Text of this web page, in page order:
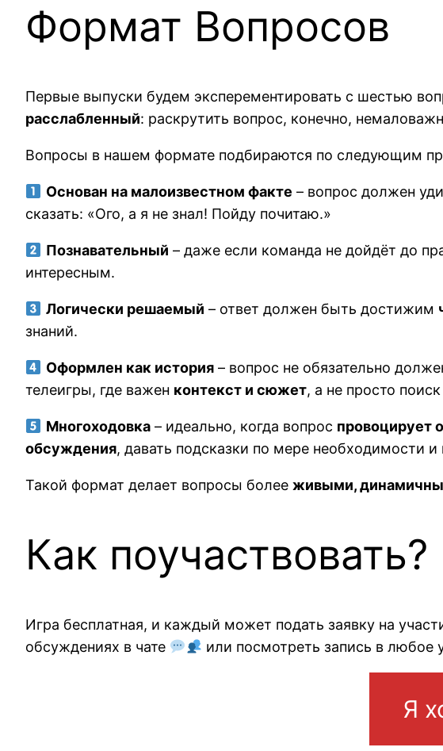
Формат Вопросов
Первые выпуски будем эксперементировать с шестью
расслабленный: раскрутить вопрос, конечно,
Вопросы в нашем формате подбираются по следующим
Основан на малоизвестном факте – вопрос должен
сказать: «Ого, а я не знал! Пойду почитаю.»
Познавательный – даже если команда не дойдёт до
интересным.
Логически решаемый – ответ должен быть достижим
знаний.
Оформлен как история– вопрос не обязательно
телеигры, где важен контекст и сюжет, а не просто
Многоходовка– идеально, когда вопрос провоцирует
обсуждения, давать подсказки по мере необходимости и
Такой формат делает вопросы более живыми,
Как поучаствовать?
Игра бесплатная, и каждый может подать заявку на
обсуждениях в чате
или посмотреть запись в любое
Я